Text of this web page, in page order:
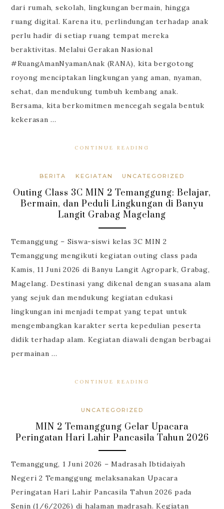
dari rumah, sekolah, lingkungan bermain, hingga
ruang digital. Karena itu, perlindungan terhadap anak
perlu hadir di setiap ruang tempat mereka
beraktivitas. Melalui Gerakan Nasional
#RuangAmanNyamanAnak (RANA), kita bergotong
royong menciptakan lingkungan yang aman, nyaman,
sehat, dan mendukung tumbuh kembang anak.
Bersama, kita berkomitmen mencegah segala bentuk
kekerasan …
CONTINUE READING
BERITA KEGIATAN UNCATEGORIZED
Outing Class 3C MIN 2 Temanggung: Belajar,
Bermain, dan Peduli Lingkungan di Banyu
Langit Grabag Magelang
Temanggung – Siswa-siswi kelas 3C MIN 2
Temanggung mengikuti kegiatan outing class pada
Kamis, 11 Juni 2026 di Banyu Langit Agropark, Grabag,
Magelang. Destinasi yang dikenal dengan suasana alam
yang sejuk dan mendukung kegiatan edukasi
lingkungan ini menjadi tempat yang tepat untuk
mengembangkan karakter serta kepedulian peserta
didik terhadap alam. Kegiatan diawali dengan berbagai
permainan …
CONTINUE READING
UNCATEGORIZED
MIN 2 Temanggung Gelar Upacara
Peringatan Hari Lahir Pancasila Tahun 2026
Temanggung, 1 Juni 2026 – Madrasah Ibtidaiyah
Negeri 2 Temanggung melaksanakan Upacara
Peringatan Hari Lahir Pancasila Tahun 2026 pada
Senin (1/6/2026) di halaman madrasah. Kegiatan